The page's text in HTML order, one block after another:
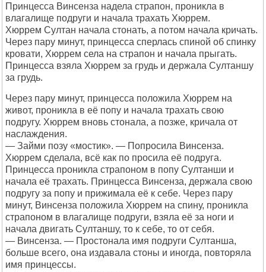
Принцесса Винсенза надела страпон, проникла в
влагалище подруги и начала трахать Хюррем.
Хюррем Султан начала стонать, а потом начала кричать.
Через пару минут, принцесса сперлась спиной об спинку
кровати, Хюррем села на страпон и начала прыгать.
Принцесса взяла Хюррем за грудь и держала Султаншу
за грудь.
Через пару минут, принцесса положила Хюррем на
живот, проникла в её попу и начала трахать свою
подругу. Хюррем вновь стонала, а позже, кричала от
наслаждения.
— Займи позу «мостик». — Попросила Винсенза.
Хюррем сделала, всё как по просила её подруга.
Принцесса проникла страпоном в попу Султанши и
начала её трахать. Принцесса Винсенза, держала свою
подругу за попу и прижимала её к себе. Через пару
минут, Винсенза положила Хюррем на спину, проникла
страпоном в влагалище подруги, взяла её за ноги и
начала двигать Султаншу, то к себе, то от себя.
— Винсенза. — Простонала имя подруги Султанша,
больше всего, она издавала стоны и иногда, повторяла
имя принцессы.